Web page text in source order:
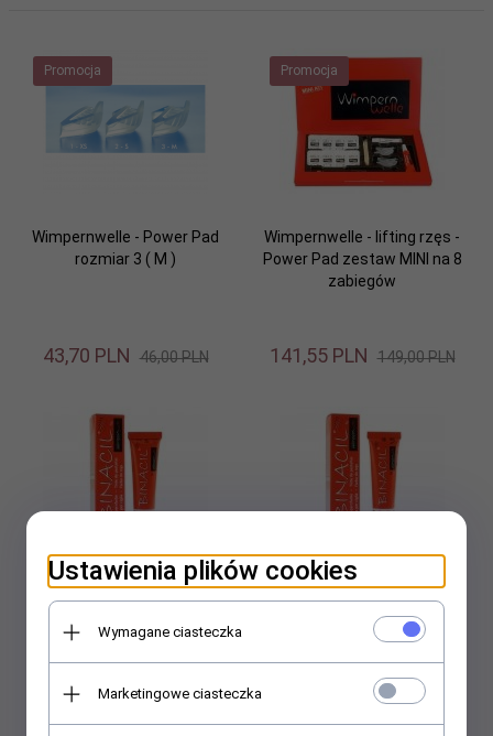
Promocja
Wimpernwelle - Power Pad
rozmiar 3 ( M )
43,70 PLN 46,00 PLN
Promocja
Wimpernwelle - lifting rzęs -
Power Pad zestaw MINI na 8
zabiegów
141,55 PLN 149,00 PLN
brązowa 15 ml
Ustawienia plików cookies
Wymagane ciasteczka
Marketingowe ciasteczka